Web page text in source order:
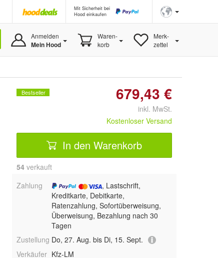
Mit Sicherheit bei
Hood einkaufen
Anmelden
Mein Hood
Waren-
korb
Merk-
zettel
Bestseller 679,43 €
inkl. MwSt.
Kostenloser Versand
In den Warenkorb
54 verkauft
Zahlung
, Lastschrift,
Kreditkarte, Debitkarte,
Ratenzahlung, Sofortüberweisung,
Überweisung, Bezahlung nach 30
Tagen
Zustellung Do, 27. Aug. bis Di, 15. Sept.
Verkäufer Kfz-LM